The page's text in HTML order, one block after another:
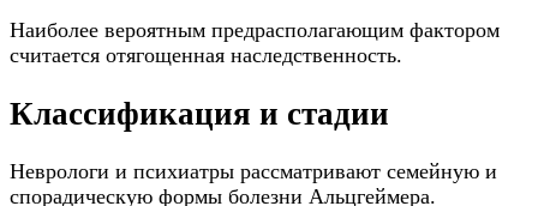
Наиболее вероятным предрасполагающим фактором
считается отягощенная наследственность.
Классификация и стадии
Неврологи и психиатры рассматривают семейную и
спорадическую формы болезни Альцгеймера.